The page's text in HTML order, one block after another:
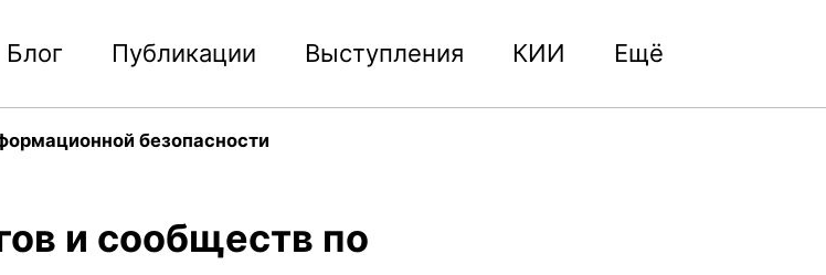
Блог Публикации Выступления КИИ Ещё
безопасности
и сообществ по